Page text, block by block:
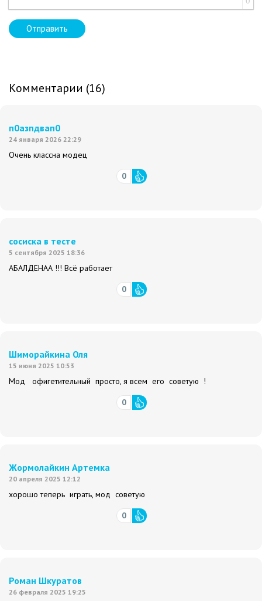
Отправить
Комментарии (16)
п0азпдвап0
24 января 2026 22:29
Очень классна модец
0
сосиска в тесте
5 сентября 2025 18:36
АБАЛДЕНАА !!! Всё работает
0
Шиморайкина Оля
15 июня 2025 10:53
Мод офигетительный просто, я всем его советую !
0
Жормолайкин Артемка
20 апреля 2025 12:12
хорошо теперь играть, мод советую
0
Роман Шкуратов
26 февраля 2025 19:25